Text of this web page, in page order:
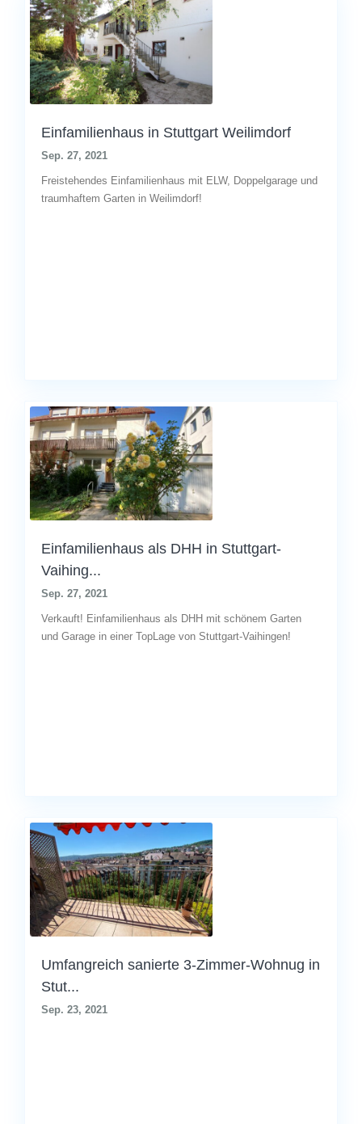
Einfamilienhaus in Stuttgart Weilimdorf
Sep. 27, 2021
Freistehendes Einfamilienhaus mit ELW, Doppelgarage und
traumhaftem Garten in Weilimdorf!
Einfamilienhaus als DHH in Stuttgart-
Vaihing...
Sep. 27, 2021
Verkauft! Einfamilienhaus als DHH mit schönem Garten
und Garage in einer TopLage von Stuttgart-Vaihingen!
Umfangreich sanierte 3-Zimmer-Wohnug in
Stut...
Sep. 23, 2021